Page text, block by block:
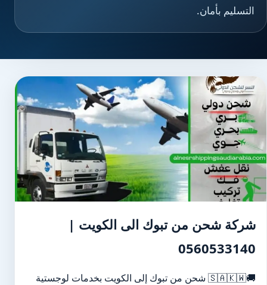
التسليم بأمان.
شركة شحن من تبوك الى الكويت |
0560533140
🚚🇸🇦🇰🇼 شحن من تبوك إلى الكويت بخدمات لوجستية